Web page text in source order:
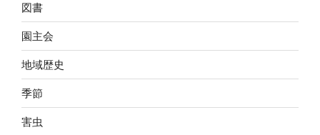
図書
園主会
地域歴史
季節
害虫